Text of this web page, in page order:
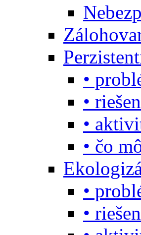
•
•
•
• čo
•
•